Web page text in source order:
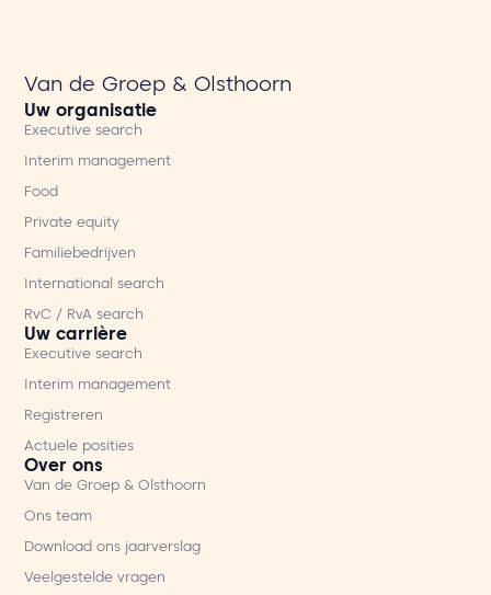
Van de Groep & Olsthoorn
Uw organisatie
Executive search
Interim management
Food
Private equity
Familiebedrijven
International search
RvC / RvA search
Uw carrière
Executive search
Interim management
Registreren
Actuele posities
Over ons
Van de Groep & Olsthoorn
Ons team
Download ons jaarverslag
Veelgestelde vragen